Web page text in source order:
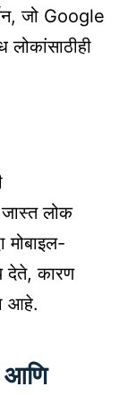
जो Google
लोक
मोबाइल-
देते, कारण
आहे.
आणि